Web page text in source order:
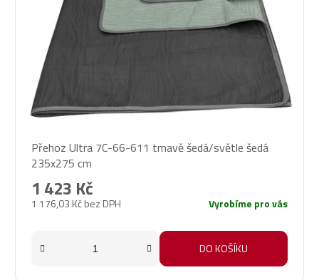
Přehoz Ultra 7C-66-611 tmavě šedá/světle šedá
235x275 cm
1 176,03 Kč bez DPH
1 423 Kč
Vyrobíme pro vás
DO KOŠÍKU